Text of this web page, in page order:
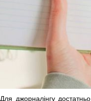
Для джорналінгу